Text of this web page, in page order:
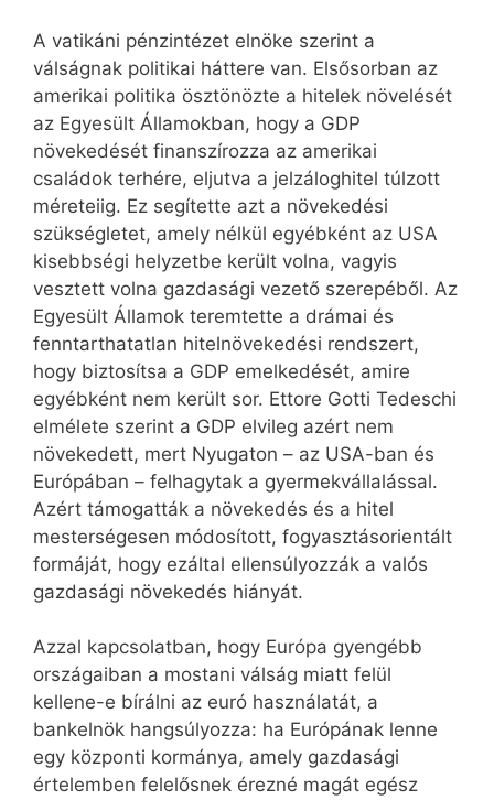
A vatikáni pénzintézet elnöke szerint a
válságnak politikai háttere van. Elsősorban az
amerikai politika ösztönözte a hitelek növelését
az Egyesült Államokban, hogy a GDP
növekedését finanszírozza az amerikai
családok terhére, eljutva a jelzáloghitel túlzott
méreteiig. Ez segítette azt a növekedési
szükségletet, amely nélkül egyébként az USA
kisebbségi helyzetbe került volna, vagyis
vesztett volna gazdasági vezető szerepéből. Az
Egyesült Államok teremtette a drámai és
fenntarthatatlan hitelnövekedési rendszert,
hogy biztosítsa a GDP emelkedését, amire
egyébként nem került sor. Ettore Gotti Tedeschi
elmélete szerint a GDP elvileg azért nem
növekedett, mert Nyugaton – az USA-ban és
Európában – felhagytak a gyermekvállalással.
Azért támogatták a növekedés és a hitel
mesterségesen módosított, fogyasztásorientált
formáját, hogy ezáltal ellensúlyozzák a valós
gazdasági növekedés hiányát.
Azzal kapcsolatban, hogy Európa gyengébb
országaiban a mostani válság miatt felül
kellene-e bírálni az euró használatát, a
bankelnök hangsúlyozza: ha Európának lenne
egy központi kormánya, amely gazdasági
értelemben felelősnek érezné magát egész